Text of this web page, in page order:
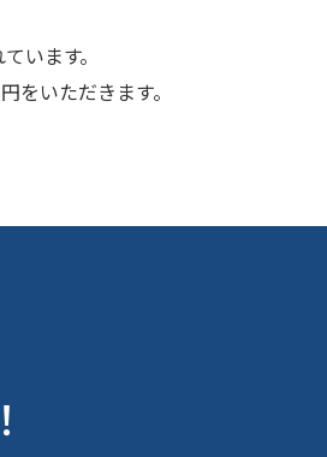
います。
いただきます。